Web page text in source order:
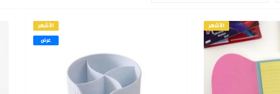
الأشهر
عرض
الأشهر